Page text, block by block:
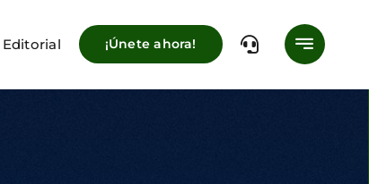
Editorial ¡Únete ahora!